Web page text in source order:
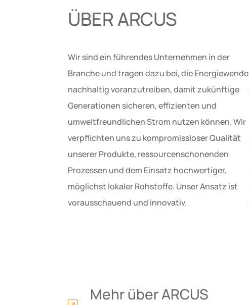
ÜBER ARCUS
Wir sind ein führendes Unternehmen in der
Branche und tragen dazu bei, die Energiewende
nachhaltig voranzutreiben, damit zukünftige
Generationen sicheren, effizienten und
umweltfreundlichen Strom nutzen können. Wir
verpflichten uns zu kompromissloser Qualität
unserer Produkte, ressourcenschonenden
Prozessen und dem Einsatz hochwertiger,
möglichst lokaler Rohstoffe. Unser Ansatz ist
vorausschauend und innovativ.
Mehr über ARCUS